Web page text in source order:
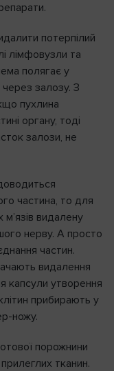
потерпілий
лімфовузли та
полягає у
залозу. З
пухлина
органу, тоді
залози, не
частина, то для
м’язів видалену
нерву. А просто
частин.
видалення
капсули утворення
прибирають у
ножу.
порожнини
тканин.